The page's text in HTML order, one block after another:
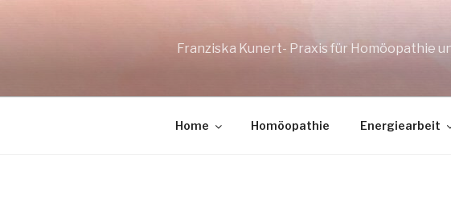
Franziska Kunert- Praxis für Homöopathie
Home Homöopathie Energiearbeit